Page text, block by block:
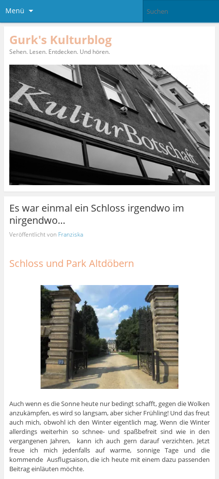
Menü
Gurk's Kulturblog
Sehen. Lesen. Entdecken. Und hören.
Es war einmal ein Schloss irgendwo im
nirgendwo…
Veröffentlicht von Franziska
Schloss und Park Altdöbern
Auch wenn es die Sonne heute nur bedingt schafft, gegen die Wolken
anzukämpfen, es wird so langsam, aber sicher Frühling! Und das freut
auch mich, obwohl ich den Winter eigentlich mag. Wenn die Winter
allerdings weiterhin so schnee- und spaßbefreit sind wie in den
vergangenen Jahren, kann ich auch gern darauf verzichten. Jetzt
freue ich mich jedenfalls auf warme, sonnige Tage und die
kommende Ausflugsaison, die ich heute mit einem dazu passenden
Beitrag einläuten möchte.